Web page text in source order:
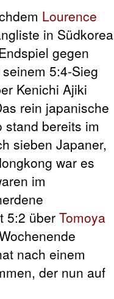
Lourence
in Südkorea
gegen
5:4-Sieg
Kenichi Ajiki
rein japanische
stand bereits im
sieben Japaner,
war es
im
5:2 über Tomoya
nach einem
der nun auf